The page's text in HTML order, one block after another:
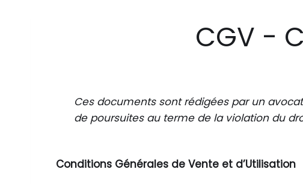
CGV -
Ces documents sont rédigées par un
de poursuites au terme de la violation du
Conditions Générales de Vente et d’Utilisation